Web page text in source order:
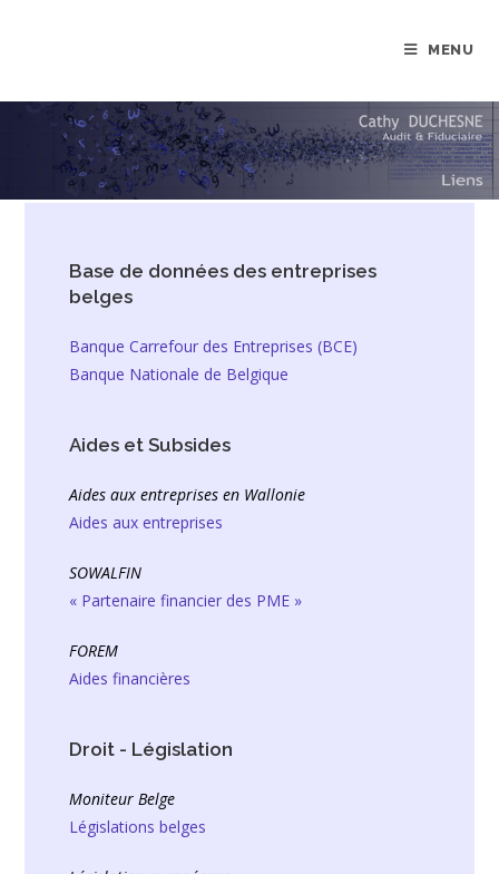
MENU
Base de données des entreprises
belges
Banque Carrefour des Entreprises (BCE)
Banque Nationale de Belgique
Aides et Subsides
Aides aux entreprises en Wallonie
Aides aux entreprises
SOWALFIN
« Partenaire financier des PME »
FOREM
Aides financières
Droit - Législation
Moniteur Belge
Législations belges